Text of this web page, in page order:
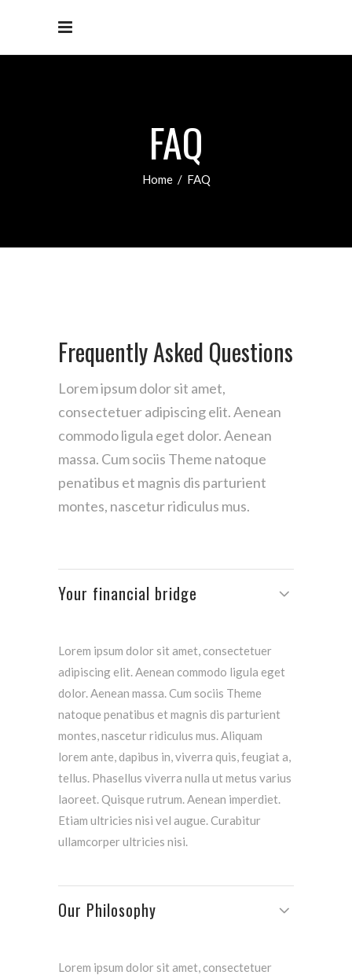
FAQ
Home/ FAQ
Frequently Asked Questions
Lorem ipsum dolor sit amet,
consectetuer adipiscing elit. Aenean
commodo ligula eget dolor. Aenean
massa. Cum sociis Theme natoque
penatibus et magnis dis parturient
montes, nascetur ridiculus mus.
Your financial bridge
Lorem ipsum dolor sit amet, consectetuer
adipiscing elit. Aenean commodo ligula eget
dolor. Aenean massa. Cum sociis Theme
natoque penatibus et magnis dis parturient
montes, nascetur ridiculus mus. Aliquam
lorem ante, dapibus in, viverra quis, feugiat a,
tellus. Phasellus viverra nulla ut metus varius
laoreet. Quisque rutrum. Aenean imperdiet.
Etiam ultricies nisi vel augue. Curabitur
ullamcorper ultricies nisi.
Our Philosophy
Lorem ipsum dolor sit amet, consectetuer